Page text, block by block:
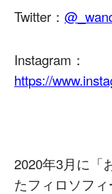
Twitter：
Instagram：
https://
2020年3月に「
たフィロソフ